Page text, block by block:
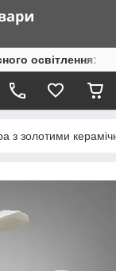
освітлення:
з золотими